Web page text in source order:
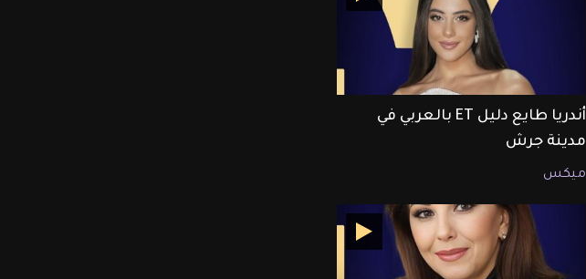
أندريا طايع دليل ET بالعربي في
مدينة جرش
ميكس